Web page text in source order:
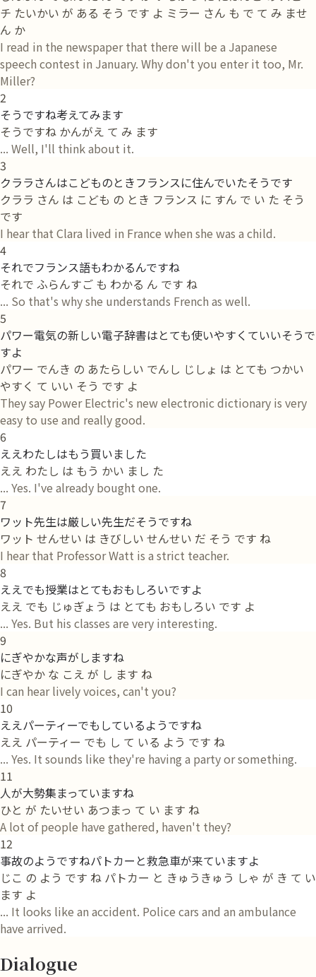
チ たいかい が ある そう です よ ミラー さん も で て み ませ
ん か
I read in the newspaper that there will be a Japanese
speech contest in January. Why don't you enter it too, Mr.
Miller?
2
そうですね考えてみます
そうですね かんがえ て み ます
... Well, I'll think about it.
3
クララさんはこどものときフランスに住んでいたそうです
クララ さん は こども の とき フランス に すん で い た そう
です
I hear that Clara lived in France when she was a child.
4
それでフランス語もわかるんですね
それで ふらんすご も わかる ん です ね
... So that's why she understands French as well.
5
パワー電気の新しい電子辞書はとても使いやすくていいそうで
すよ
パワー でんき の あたらしい でんし じしょ は とても つかい
やすく て いい そう です よ
They say Power Electric's new electronic dictionary is very
easy to use and really good.
6
ええわたしはもう買いました
ええ わたし は もう かい まし た
... Yes. I've already bought one.
7
ワット先生は厳しい先生だそうですね
ワット せんせい は きびしい せんせい だ そう です ね
I hear that Professor Watt is a strict teacher.
8
ええでも授業はとてもおもしろいですよ
ええ でも じゅぎょう は とても おもしろい です よ
... Yes. But his classes are very interesting.
9
にぎやかな声がしますね
にぎやか な こえ が し ます ね
I can hear lively voices, can't you?
10
ええパーティーでもしているようですね
ええ パーティー でも し て いる よう です ね
... Yes. It sounds like they're having a party or something.
11
人が大勢集まっていますね
ひと が たいせい あつまっ て い ます ね
A lot of people have gathered, haven't they?
12
事故のようですねパトカーと救急車が来ていますよ
じこ の よう です ね パトカー と きゅうきゅう しゃ が き て い
ます よ
... It looks like an accident. Police cars and an ambulance
have arrived.
Dialogue